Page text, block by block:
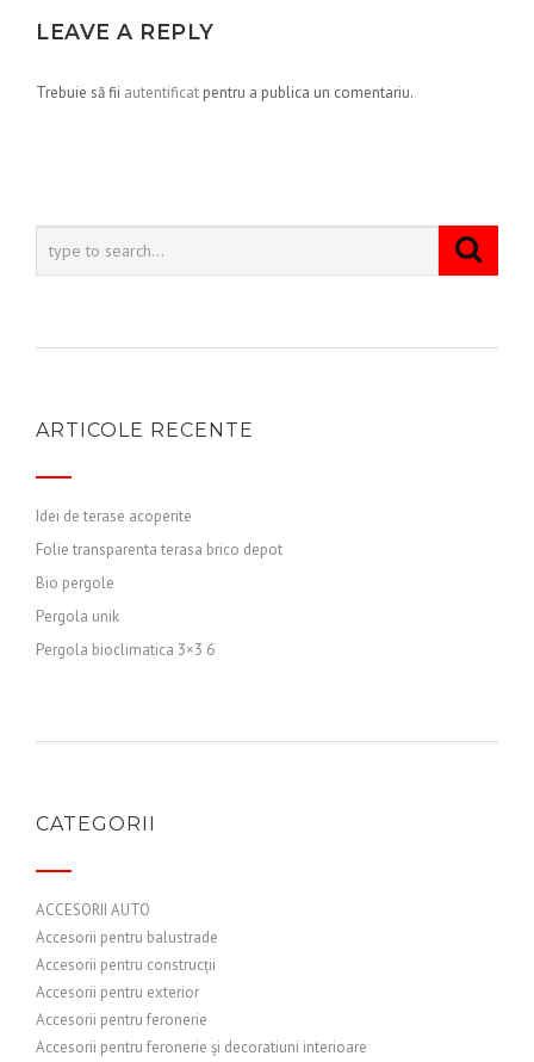
LEAVE A REPLY
Trebuie să fii autentificat pentru a publica un comentariu.
ARTICOLE RECENTE
Idei de terase acoperite
Folie transparenta terasa brico depot
Bio pergole
Pergola unik
Pergola bioclimatica 3×3 6
CATEGORII
ACCESORII AUTO
Accesorii pentru balustrade
Accesorii pentru construcții
Accesorii pentru exterior
Accesorii pentru feronerie
Accesorii pentru feronerie și decoratiuni interioare